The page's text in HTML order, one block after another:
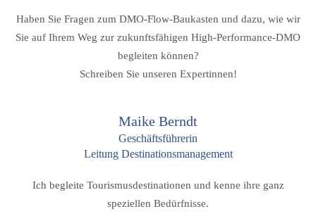
Haben Sie Fragen zum DMO-Flow-Baukasten und dazu, wie wir
Sie auf Ihrem Weg zur zukunftsfähigen High-Performance-DMO
begleiten können?
Schreiben Sie unseren Expertinnen!
Maike Berndt
Geschäftsführerin
Leitung Destinationsmanagement
Ich begleite Tourismusdestinationen und kenne ihre ganz
speziellen Bedürfnisse.